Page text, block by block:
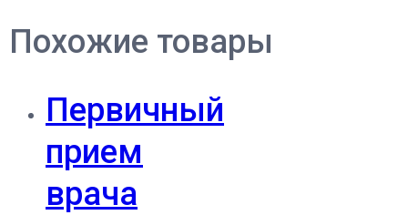
Похожие товары
Первичный
прием
врача